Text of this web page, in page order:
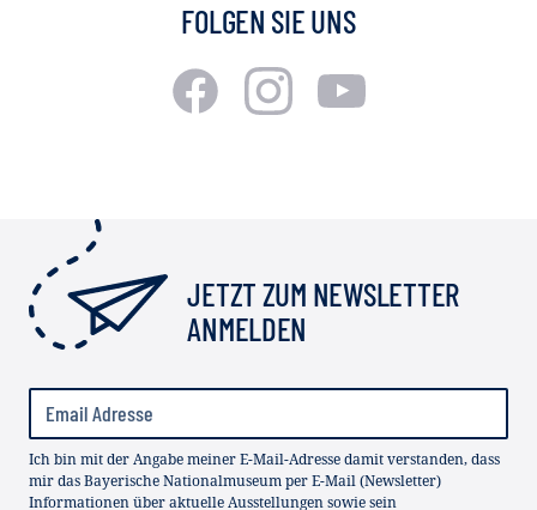
FOLGEN SIE UNS
JETZT ZUM NEWSLETTER
ANMELDEN
Ich bin mit der Angabe meiner E-Mail-Adresse damit verstanden, dass
mir das Bayerische Nationalmuseum per E-Mail (Newsletter)
Informationen über aktuelle Ausstellungen sowie sein